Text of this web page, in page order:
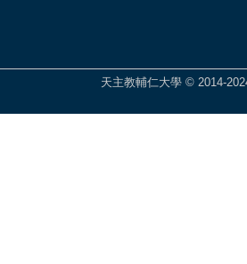
天主教輔仁大學 © 2014-